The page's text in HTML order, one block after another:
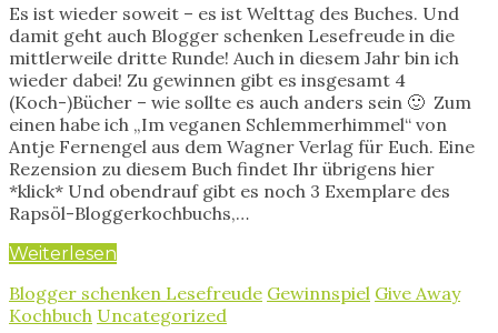
Es ist wieder soweit – es ist Welttag des Buches. Und
damit geht auch Blogger schenken Lesefreude in die
mittlerweile dritte Runde! Auch in diesem Jahr bin ich
wieder dabei! Zu gewinnen gibt es insgesamt 4
(Koch-)Bücher – wie sollte es auch anders sein 🙂 Zum
einen habe ich „Im veganen Schlemmerhimmel“ von
Antje Fernengel aus dem Wagner Verlag für Euch. Eine
Rezension zu diesem Buch findet Ihr übrigens hier
*klick* Und obendrauf gibt es noch 3 Exemplare des
Rapsöl-Bloggerkochbuchs,…
Weiterlesen
Blogger schenken Lesefreude Gewinnspiel Give Away
Kochbuch Uncategorized